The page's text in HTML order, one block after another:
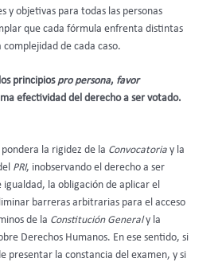
y objetivas para todas las personas
que cada fórmula enfrenta distintas
de cada caso.
principios pro persona, favor
efectividad del derecho a ser votado.
pondera la rigidez de la Convocatoria y la
PRI, inobservando el derecho a ser
la obligación de aplicar el
barreras arbitrarias para el acceso
de la Constitución Generaly la
Derechos Humanos. En ese sentido, si
presentar la constancia del examen, y si